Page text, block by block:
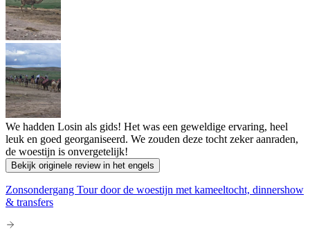
We hadden Losin als gids! Het was een geweldige ervaring, heel
leuk en goed georganiseerd. We zouden deze tocht zeker aanraden,
de woestijn is onvergetelijk!
Bekijk originele review in het engels
Zonsondergang Tour door de woestijn met kameeltocht, dinnershow
& transfers